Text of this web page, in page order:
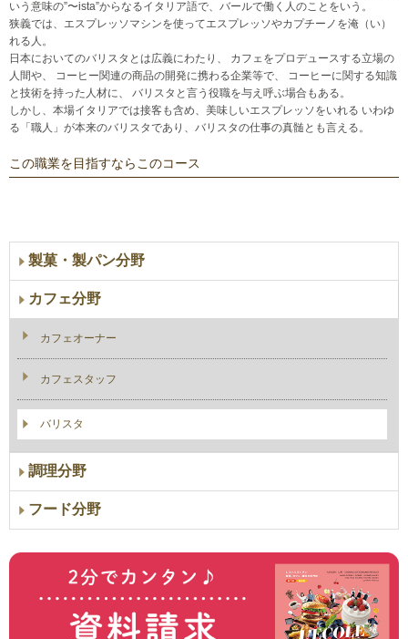
いう意味の”〜ista”からなるイタリア語で、バールで働く人のことをいう。
狭義では、エスプレッソマシンを使ってエスプレッソやカプチーノを淹（い）
れる人。
日本においてのバリスタとは広義にわたり、 カフェをプロデュースする立場の
人間や、 コーヒー関連の商品の開発に携わる企業等で、 コーヒーに関する知識
と技術を持った人材に、 バリスタと言う役職を与え呼ぶ場合もある。
しかし、本場イタリアでは接客も含め、美味しいエスプレッソをいれる いわゆ
る「職人」が本来のバリスタであり、バリスタの仕事の真髄とも言える。
この職業を目指すならこのコース
製菓・製パン分野
カフェ分野
カフェオーナー
カフェスタッフ
バリスタ
調理分野
フード分野